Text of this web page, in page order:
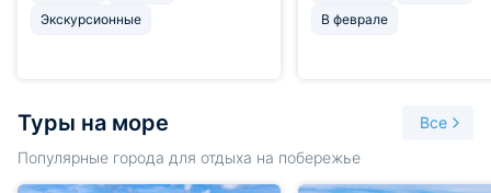
Экскурсионные
В феврале
Туры на море
Все
Популярные города для отдыха на побережье